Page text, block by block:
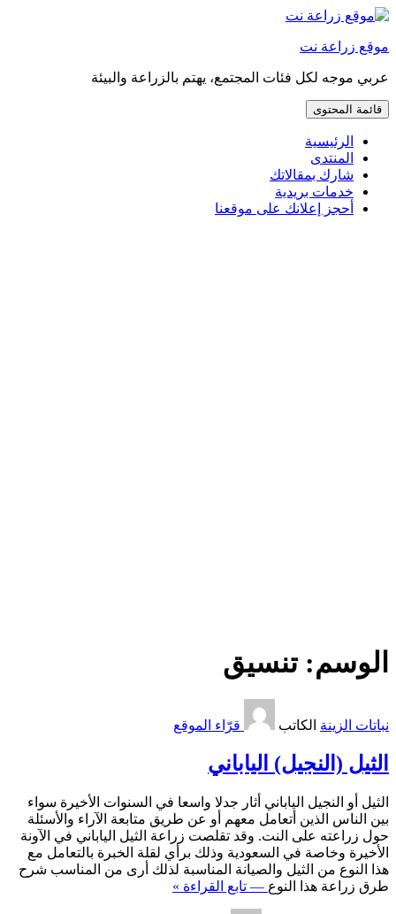
إذهب
إلى
موقع زراعة نت
عربي موجه لكل فئات المجتمع، يهتم بالزراعة والبيئة
قائمة المحتوى
الرئيسية
المنتدى
شارك بمقالاتك
خدمات بريدية
أحجز إعلانك على موقعنا
الوسم:تنسيق
نباتات الزينة الكاتب قرّاء الموقع
الثيل (النجيل) الياباني
الثيل أو النجيل الياباني أثار جدلا واسعا في السنوات الأخيرة سواء
بين الناس الذين أتعامل معهم أو عن طريق متابعة الآراء والأسئلة
حول زراعته على النت. وقد تقلصت زراعة الثيل الياباني في الآونة
الأخيرة وخاصة في السعودية وذلك برأي لقلة الخبرة بالتعامل مع
هذا النوع من الثيل والصيانة المناسبة لذلك أرى من المناسب شرح
طرق زراعة هذا النوع — تابع القراءة »